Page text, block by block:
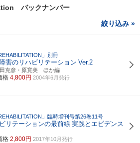
バックナンバー
絞り込み »
」別冊
害のリハビリテーション Ver.2
克彦・原寛美 ほか編
格 4,800円 2004年6月発行
」臨時増刊号第26巻11号
リテーションの最前線 実践とエビデンス
格 2,800円 2017年10月発行